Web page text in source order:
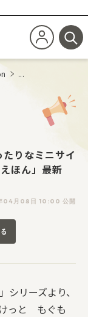
新規会員登
検
...
りなミニサイ
ほん」最新
04月08日 10:00 公開
シリーズより、
っと もぐも